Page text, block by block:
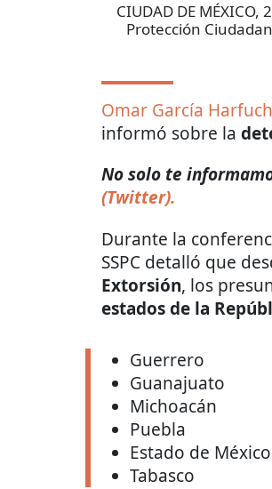
CIUDAD DE
Protección
Omar García
informó sobre la
No solo te
(Twitter).
Durante la
SSPC detalló que
Extorsión, los
estados de la
Guerrero
Guanajuato
Michoacán
Puebla
Estado de México
Tabasco